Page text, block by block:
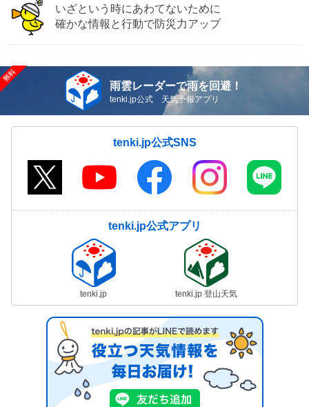
いざという時にあわてないために
確かな情報と行動で防災力アップ
雨雲レーダーで雨を回避！
tenki.jp公式 天気予報アプリ
tenki.jp公式SNS
tenki.jp公式アプリ
tenki.jp tenki.jp 登山天気